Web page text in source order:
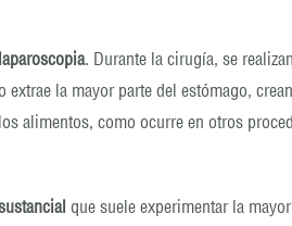
laparoscopia. Durante la cirugía, se
la mayor parte del estómago,
alimentos, como ocurre en otros
que suele experimentar la